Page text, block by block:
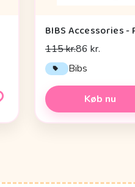
115 kr.86 kr.
Bibs
Køb nu